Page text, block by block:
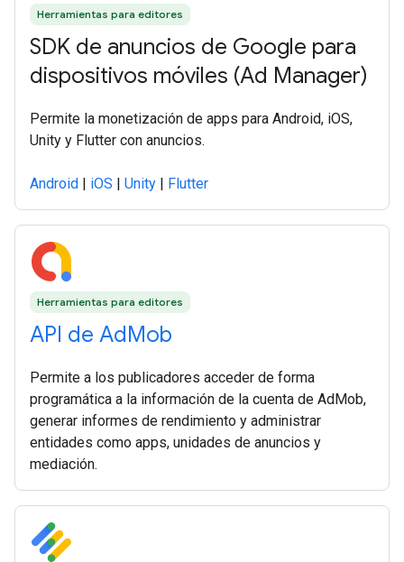
Herramientas para editores
SDK de anuncios de Google para
dispositivos móviles (Ad Manager)
Permite la monetización de apps para Android, iOS,
Unity y Flutter con anuncios.
Android | iOS | Unity | Flutter
Herramientas para editores
API de AdMob
Permite a los publicadores acceder de forma
programática a la información de la cuenta de AdMob,
generar informes de rendimiento y administrar
entidades como apps, unidades de anuncios y
mediación.